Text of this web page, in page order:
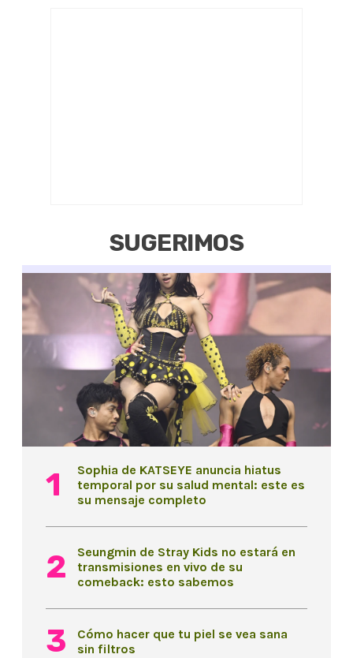
SUGERIMOS
Sophia de KATSEYE anuncia hiatus
temporal por su salud mental: este es
su mensaje completo
Seungmin de Stray Kids no estará en
transmisiones en vivo de su
comeback: esto sabemos
Cómo hacer que tu piel se vea sana
sin filtros